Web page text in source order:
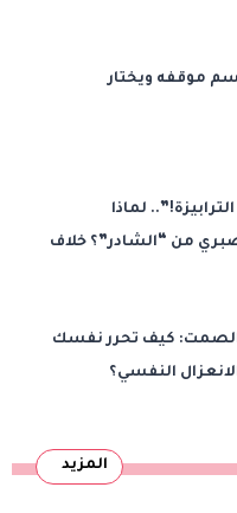
موقفه ويختار
لماذا
من “الشادر”؟ خلاف
الصمت: كيف تحرر نفسك
النفسي؟
المزيد